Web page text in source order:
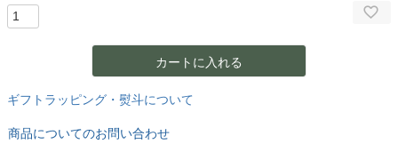
カートに入れる
ギフトラッピング・熨斗について
商品についてのお問い合わせ